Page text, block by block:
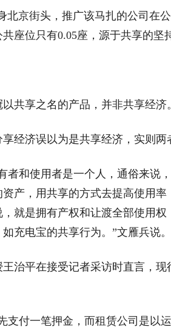
北京街头，推广该马扎的公司在
座位只有0.05座，源于共享的坚
共享之名的产品，并非共享经济。
经济误以为是共享经济，实则两
者和使用者是一个人，通俗来说
产，用共享的方式去提高使用
就是拥有产权和让渡全部使用
充电宝的共享行为。”文雁兵说。
治平在接受记者采访时直言，
支付一笔押金，而租赁公司是以